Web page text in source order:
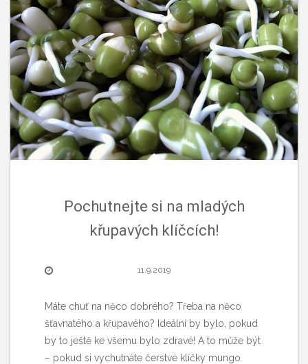
Pochutnejte si na mladých
křupavých klíčcích!
11.9.2019
Máte chuť na něco dobrého? Třeba na něco
šťavnatého a křupavého? Ideální by bylo, pokud
by to ještě ke všemu bylo zdravé! A to může být
– pokud si vychutnáte čerstvé klíčky mungo